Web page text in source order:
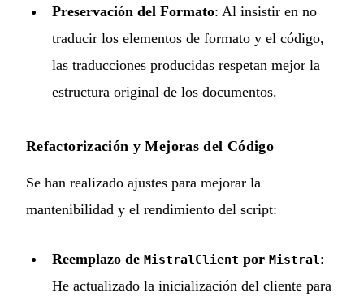
Preservación del Formato: Al insistir en no
traducir los elementos de formato y el código,
las traducciones producidas respetan mejor la
estructura original de los documentos.
Refactorización y Mejoras del Código
Se han realizado ajustes para mejorar la
mantenibilidad y el rendimiento del script:
Reemplazo de MistralClient por Mistral :
He actualizado la inicialización del cliente para